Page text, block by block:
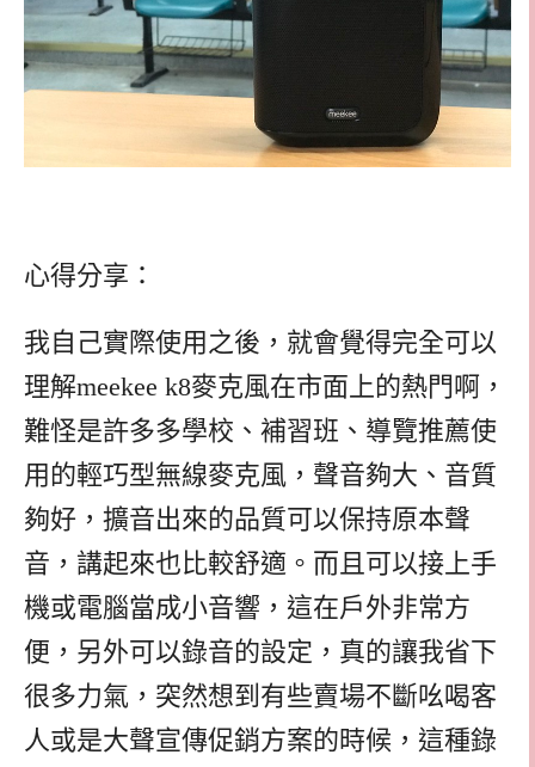
心得分享：
我自己實際使用之後，就會覺得完全可以
理解meekee k8麥克風在市面上的熱門啊，
難怪是許多多學校、補習班、導覽推薦使
用的輕巧型無線麥克風，聲音夠大、音質
夠好，擴音出來的品質可以保持原本聲
音，講起來也比較舒適。而且可以接上手
機或電腦當成小音響，這在戶外非常方
便，另外可以錄音的設定，真的讓我省下
很多力氣，突然想到有些賣場不斷吆喝客
人或是大聲宣傳促銷方案的時候，這種錄